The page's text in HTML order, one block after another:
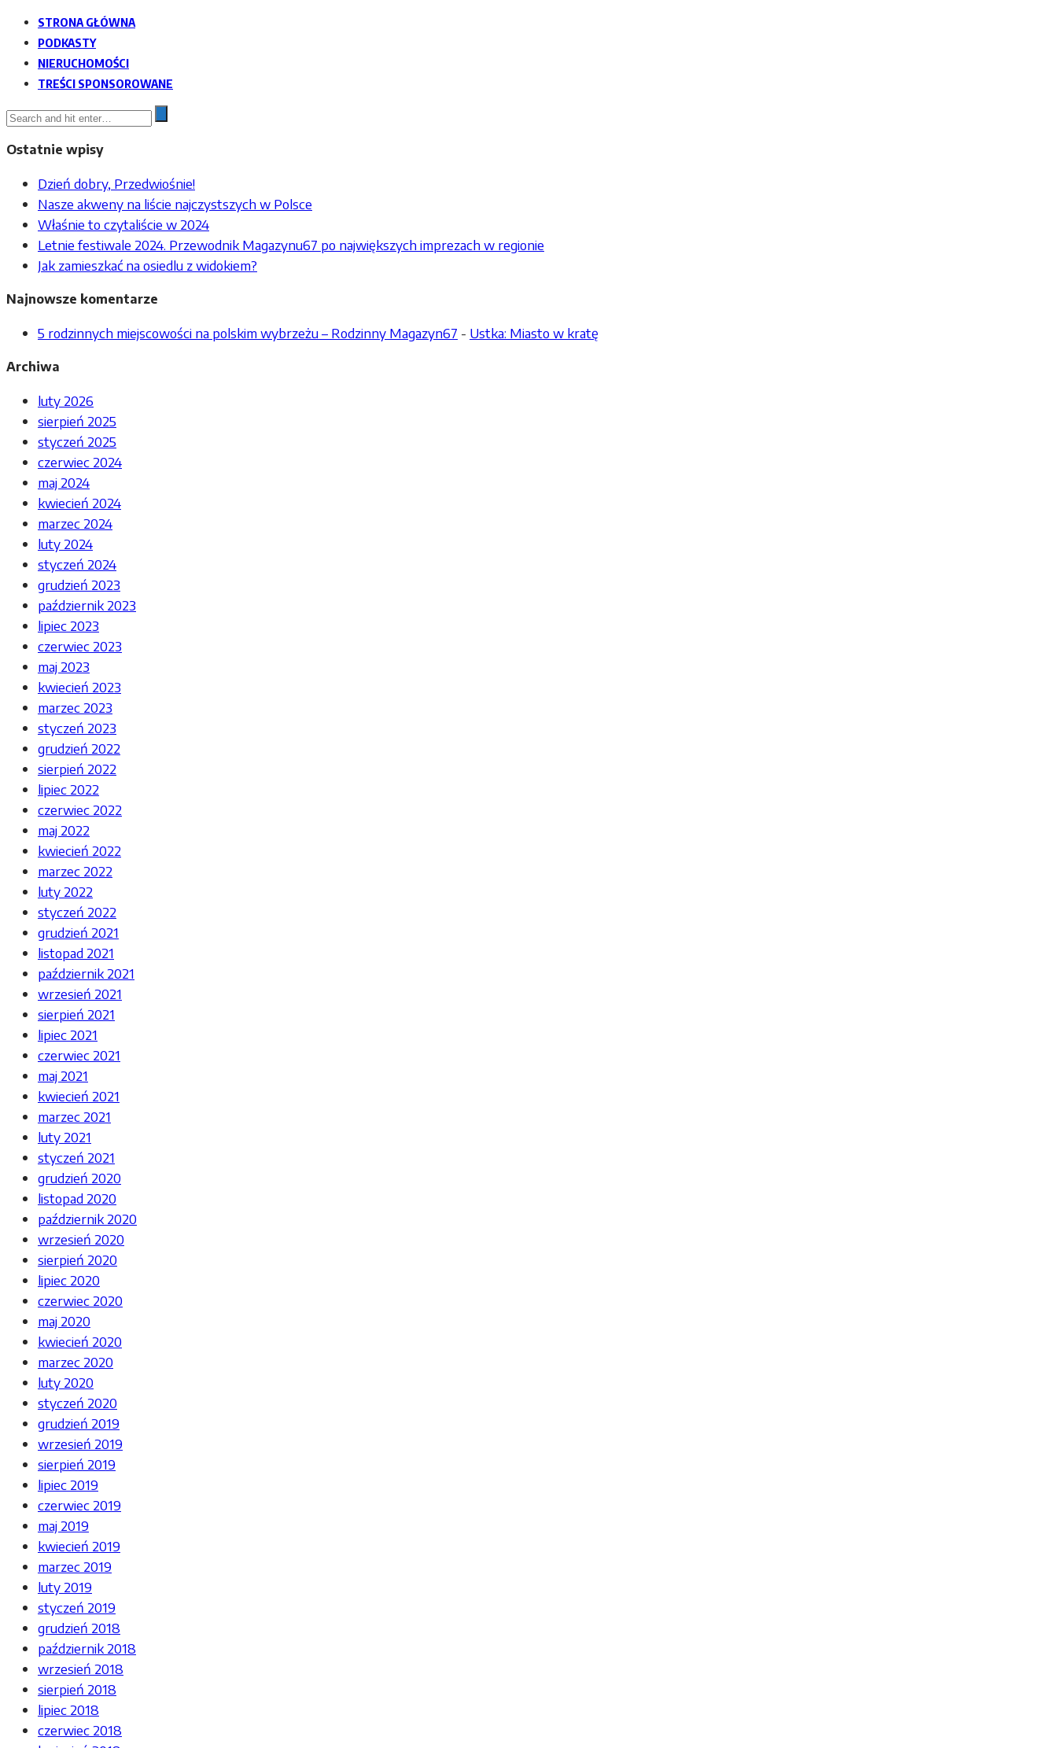
STRONA GŁÓWNA
PODKASTY
NIERUCHOMOŚCI
TREŚCI SPONSOROWANE
Ostatnie wpisy
Dzień dobry, Przedwiośnie!
Nasze akweny na liście najczystszych w Polsce
Właśnie to czytaliście w 2024
Letnie festiwale 2024. Przewodnik Magazynu67 po największych imprezach w regionie
Jak zamieszkać na osiedlu z widokiem?
Najnowsze komentarze
5 rodzinnych miejscowości na polskim wybrzeżu – Rodzinny Magazyn67 - Ustka: Miasto w kratę
Archiwa
luty 2026
sierpień 2025
styczeń 2025
czerwiec 2024
maj 2024
kwiecień 2024
marzec 2024
luty 2024
styczeń 2024
grudzień 2023
październik 2023
lipiec 2023
czerwiec 2023
maj 2023
kwiecień 2023
marzec 2023
styczeń 2023
grudzień 2022
sierpień 2022
lipiec 2022
czerwiec 2022
maj 2022
kwiecień 2022
marzec 2022
luty 2022
styczeń 2022
grudzień 2021
listopad 2021
październik 2021
wrzesień 2021
sierpień 2021
lipiec 2021
czerwiec 2021
maj 2021
kwiecień 2021
marzec 2021
luty 2021
styczeń 2021
grudzień 2020
listopad 2020
październik 2020
wrzesień 2020
sierpień 2020
lipiec 2020
czerwiec 2020
maj 2020
kwiecień 2020
marzec 2020
luty 2020
styczeń 2020
grudzień 2019
wrzesień 2019
sierpień 2019
lipiec 2019
czerwiec 2019
maj 2019
kwiecień 2019
marzec 2019
luty 2019
styczeń 2019
grudzień 2018
październik 2018
wrzesień 2018
sierpień 2018
lipiec 2018
czerwiec 2018